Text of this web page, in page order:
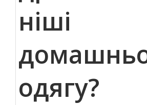
ніші
одягу?